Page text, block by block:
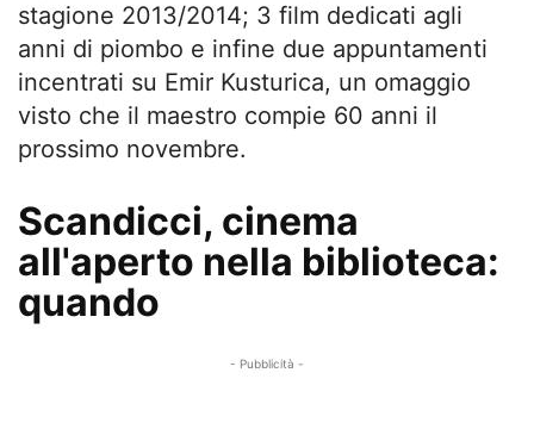
stagione 2013/2014; 3 film dedicati agli
anni di piombo e infine due appuntamenti
incentrati su Emir Kusturica, un omaggio
visto che il maestro compie 60 anni il
prossimo novembre.
Scandicci, cinema
all'aperto nella biblioteca:
quando
- Pubblicità -